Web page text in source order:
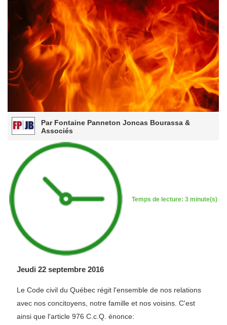
Par Fontaine Panneton Joncas Bourassa &
Associés
Temps de lecture: 3 minute(s)
Jeudi 22 septembre 2016
Le Code civil du Québec régit l'ensemble de nos relations
avec nos concitoyens, notre famille et nos voisins. C'est
ainsi que l'article 976 C.c.Q. énonce: